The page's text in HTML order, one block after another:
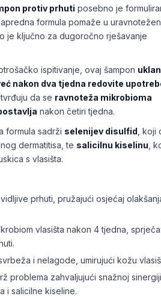
protiv prhuti posebno je
formula pomaže u
je ključno za dugoročno rješavanje
ispitivanje, ovaj šampon
nakon dva tjedna redovite
da se ravnoteža mikrobioma
nakon četiri tjedna.
formula sadrži selenijev disulfid , koji
dermatitisa, te salicilnu kiselinu ,
s vlasišta.
prhuti, pružajući osjećaj
vlasišta nakon 4 tjedna,
i nelagode, umirujući kožu
problema zahvaljujući snažnoj sinergiji
i salicilne kiseline.